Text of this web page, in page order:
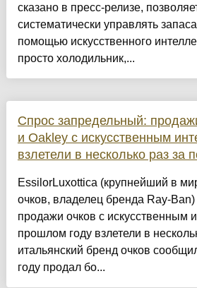
сказано в пресс-релизе,
систематически управлять
помощью искусственного
просто холодильник,...
Спрос запредельный:
и Oakley с искусственным
взлетели в несколько раз за
EssilorLuxottica (крупнейший в
очков, владелец бренда Ray-Ban)
продажи очков с искусственным
прошлом году взлетели в
итальянский бренд очков
году продал бо...